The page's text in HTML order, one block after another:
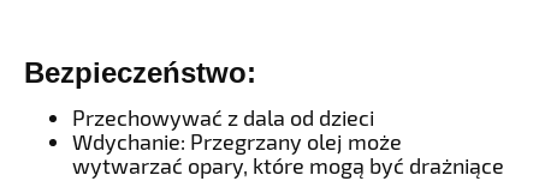
Bezpieczeństwo:
Przechowywać z dala od dzieci
Wdychanie: Przegrzany olej może
wytwarzać opary, które mogą być drażniące